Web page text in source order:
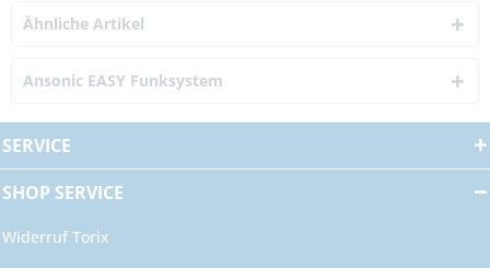
Ähnliche Artikel
Ansonic EASY Funksystem
SERVICE
SHOP SERVICE
Widerruf Torix